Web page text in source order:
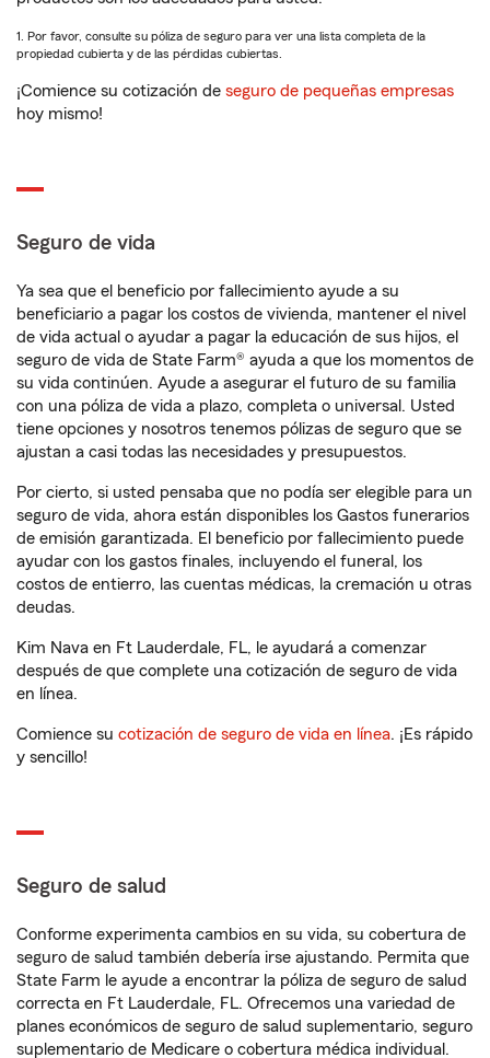
1. Por favor, consulte su póliza de seguro para ver una lista completa de la
propiedad cubierta y de las pérdidas cubiertas.
¡Comience su cotización de seguro de pequeñas empresas
hoy mismo!
Seguro de vida
Ya sea que el beneficio por fallecimiento ayude a su
beneficiario a pagar los costos de vivienda, mantener el nivel
de vida actual o ayudar a pagar la educación de sus hijos, el
seguro de vida de State Farm® ayuda a que los momentos de
su vida continúen. Ayude a asegurar el futuro de su familia
con una póliza de vida a plazo, completa o universal. Usted
tiene opciones y nosotros tenemos pólizas de seguro que se
ajustan a casi todas las necesidades y presupuestos.
Por cierto, si usted pensaba que no podía ser elegible para un
seguro de vida, ahora están disponibles los Gastos funerarios
de emisión garantizada. El beneficio por fallecimiento puede
ayudar con los gastos finales, incluyendo el funeral, los
costos de entierro, las cuentas médicas, la cremación u otras
deudas.
Kim Nava en Ft Lauderdale, FL, le ayudará a comenzar
después de que complete una cotización de seguro de vida
en línea.
Comience su cotización de seguro de vida en línea. ¡Es rápido
y sencillo!
Seguro de salud
Conforme experimenta cambios en su vida, su cobertura de
seguro de salud también debería irse ajustando. Permita que
State Farm le ayude a encontrar la póliza de seguro de salud
correcta en Ft Lauderdale, FL. Ofrecemos una variedad de
planes económicos de seguro de salud suplementario, seguro
suplementario de Medicare o cobertura médica individual.